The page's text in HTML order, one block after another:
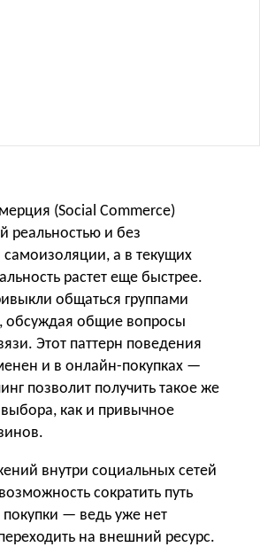
(Social Commerce)
реальностью и без
а в текущих
растет еще быстрее.
общаться группами
обсуждая общие вопросы
Этот паттерн поведения
и в онлайн-покупках —
позволит получить такое же
выбора, как и привычное
внутри социальных сетей
сократить путь
покупки — ведь уже нет
на внешний ресурс.